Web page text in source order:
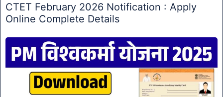
CTET February 2026 Notification : Apply
Online Complete Details